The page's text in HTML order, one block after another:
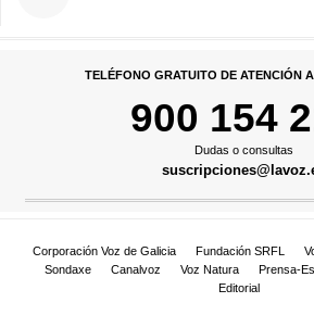
TELÉFONO GRATUITO DE ATENCIÓN
900 154
Dudas o consultas
Corporación Voz de Galicia Fundación SRFL
Sondaxe
Canalvoz Voz Natura Prensa-
Editorial